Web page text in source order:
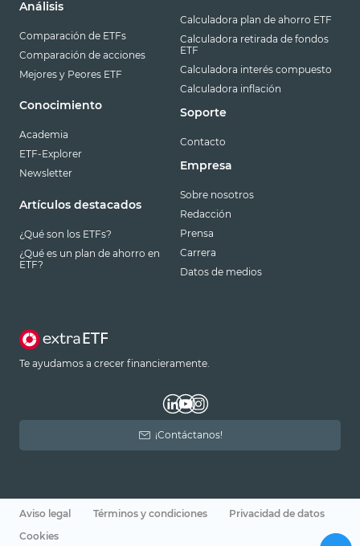
Análisis
Comparación de ETFs
Comparación de acciones
Mejores y Peores ETF
Conocimiento
Academia
ETF-Explorer
Newsletter
Artículos destacados
¿Qué son los ETFs?
¿Qué es un plan de ahorro en
ETF?
Calculadora plan de ahorro ETF
Calculadora retirada de fondos
ETF
Calculadora interés compuesto
Calculadora inflación
Soporte
Contacto
Empresa
Sobre nosotros
Redacción
Prensa
Carrera
Datos de medios
Te ayudamos a crecer financieramente.
¡Contáctanos!
Aviso legal Términos y condiciones
Privacidad de datos
Cookies